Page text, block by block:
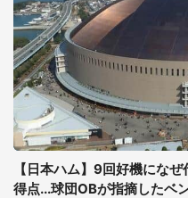
【日本ハム】9回好機にな
得点...球団OBが指摘したベ